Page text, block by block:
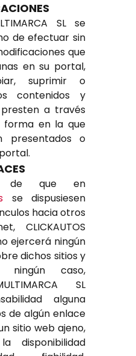
SL se
de efectuar sin
que
en su portal,
suprimir o
contenidos y
a través
en la que
presentados o
de que en
se dispusiesen
hacia otros
CLICKAUTOS
ejercerá ningún
dichos sitios y
ningún caso,
SL
alguna
de algún enlace
sitio web ajeno,
disponibilidad